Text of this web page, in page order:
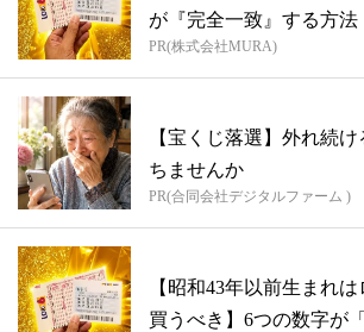
が『完全一致』する方法
PR(株式会社MURA)
【宝くじ落選】外れ続
ちませんか
PR(合同会社デジタルファーム )
【昭和43年以前生まれ
買うべき】6つの数字が